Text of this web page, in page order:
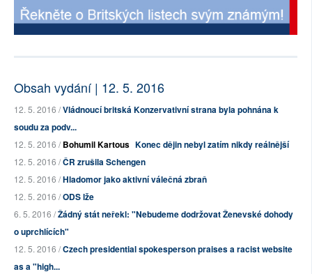
Obsah vydání | 12. 5. 2016
12. 5. 2016 /Vládnoucí britská Konzervativní strana byla pohnána k
soudu za podv...
12. 5. 2016 /Bohumil Kartous Konec dějin nebyl zatím nikdy reálnější
12. 5. 2016 /ČR zrušila Schengen
12. 5. 2016 /Hladomor jako aktivní válečná zbraň
12. 5. 2016 /ODS lže
6. 5. 2016 /Žádný stát neřekl: "Nebudeme dodržovat Ženevské dohody
o uprchlících"
12. 5. 2016 /Czech presidential spokesperson praises a racist website
as a "high...